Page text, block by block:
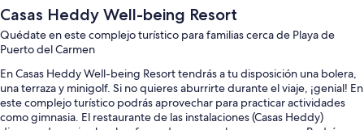
Casas Heddy Well-being Resort
Quédate en este complejo turístico para familias cerca de Playa de
Puerto del Carmen
En Casas Heddy Well-being Resort tendrás a tu disposición una bolera,
una terraza y minigolf. Si no quieres aburrirte durante el viaje, ¡genial! En
este complejo turístico podrás aprovechar para practicar actividades
como gimnasia. El restaurante de las instalaciones (Casas Heddy)